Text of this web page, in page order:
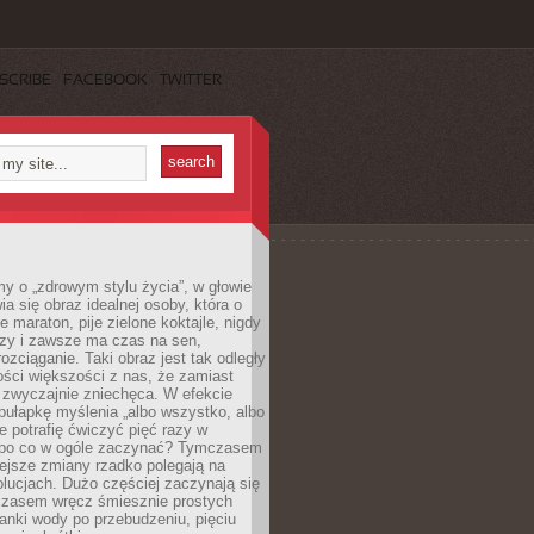
FACEBOOK TWITTER
o „zdrowym stylu życia”, w głowie
się obraz idealnej osoby, która o
maraton, pije zielone koktajle, nigdy
i zawsze ma czas na sen,
Taki obraz jest tak odległy
większości z nas, że zamiast
zniechęca. W efekcie
myślenia „albo wszystko, albo
potrafię ćwiczyć pięć razy w
co w ogóle zaczynać? Tymczasem
zmiany rzadko polegają na
Dużo częściej zaczynają się
wręcz śmiesznie prostych
wody po przebudzeniu, pięciu